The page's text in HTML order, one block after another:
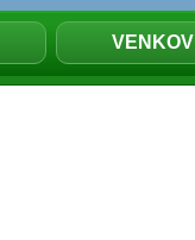
VENKOV